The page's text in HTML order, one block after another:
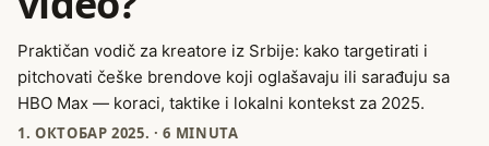
Praktičan vodič za kreatore iz Srbije: kako targetirati i
pitchovati češke brendove koji oglašavaju ili sarađuju sa
HBO Max — koraci, taktike i lokalni kontekst za 2025.
1. ОКТОБАР 2025. ·6 MINUTA